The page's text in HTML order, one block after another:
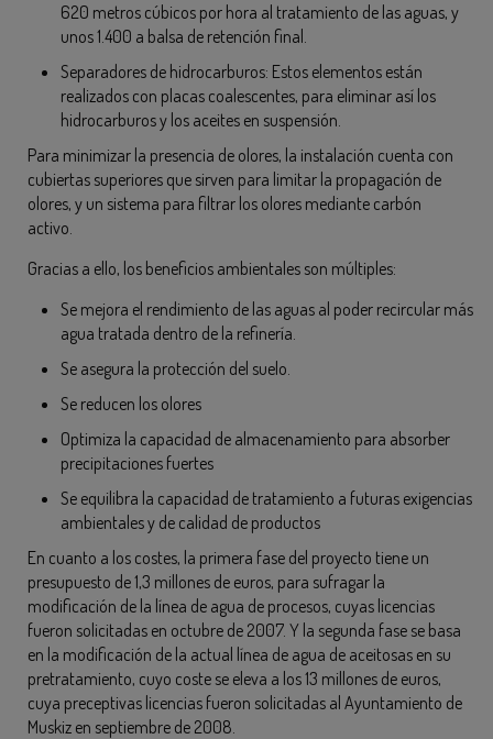
620 metros cúbicos por hora al tratamiento de las aguas, y
unos 1.400 a balsa de retención final.
Separadores de hidrocarburos: Estos elementos están
realizados con placas coalescentes, para eliminar así los
hidrocarburos y los aceites en suspensión.
Para minimizar la presencia de olores, la instalación cuenta con
cubiertas superiores que sirven para limitar la propagación de
olores, y un sistema para filtrar los olores mediante carbón
activo.
Gracias a ello, los beneficios ambientales son múltiples:
Se mejora el rendimiento de las aguas al poder recircular más
agua tratada dentro de la refinería.
Se asegura la protección del suelo.
Se reducen los olores
Optimiza la capacidad de almacenamiento para absorber
precipitaciones fuertes
Se equilibra la capacidad de tratamiento a futuras exigencias
ambientales y de calidad de productos
En cuanto a los costes, la primera fase del proyecto tiene un
presupuesto de 1,3 millones de euros, para sufragar la
modificación de la línea de agua de procesos, cuyas licencias
fueron solicitadas en octubre de 2007. Y la segunda fase se basa
en la modificación de la actual línea de agua de aceitosas en su
pretratamiento, cuyo coste se eleva a los 13 millones de euros,
cuya preceptivas licencias fueron solicitadas al Ayuntamiento de
Muskiz en septiembre de 2008.